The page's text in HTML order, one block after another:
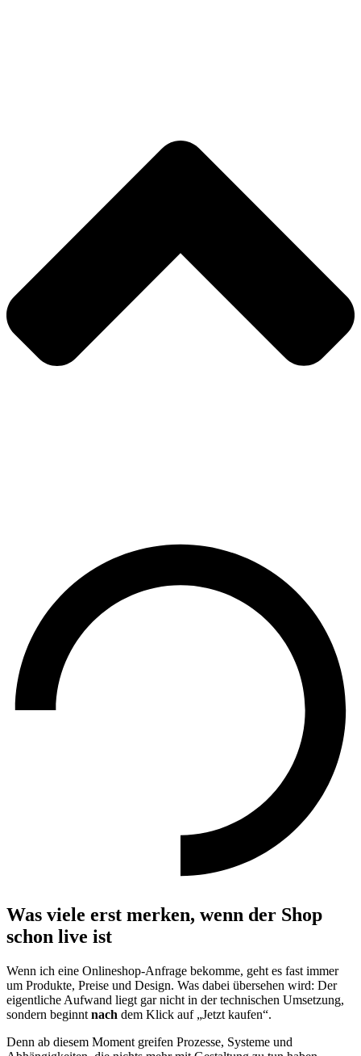
Was viele erst merken, wenn der Shop
schon live ist
Wenn ich eine Onlineshop-Anfrage bekomme, geht es fast immer
um Produkte, Preise und Design. Was dabei übersehen wird: Der
eigentliche Aufwand liegt gar nicht in der technischen Umsetzung,
sondern beginnt nach dem Klick auf „Jetzt kaufen“.
Denn ab diesem Moment greifen Prozesse, Systeme und